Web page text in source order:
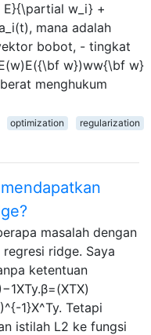
w_i} +
mana adalah
bobot, - tingkat
w})ww{\bf w}
menghukum
optimization
regularization
masalah dengan
ridge. Saya
ketentuan
1}X^Ty. Tetapi
istilah L2 ke fungsi